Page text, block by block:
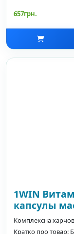
657грн.
1WIN
капсулы
Комплексна
Кратко про товар: